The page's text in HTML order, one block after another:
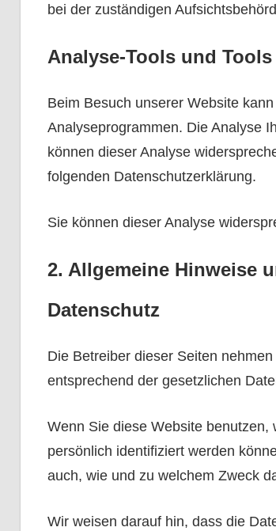
bei der zuständigen
Analyse-Tools und
Beim Besuch unserer Website
Analyseprogrammen. Die Analyse
können dieser Analyse
folgenden Datenschutzerklärung.
Sie können dieser Analyse
2. Allgemeine Hinweise
Datenschutz
Die Betreiber dieser Seiten
entsprechend der gesetzlichen
Wenn Sie diese Website
persönlich identifiziert werden
auch, wie und zu welchem Zweck
Wir weisen darauf hin, dass die